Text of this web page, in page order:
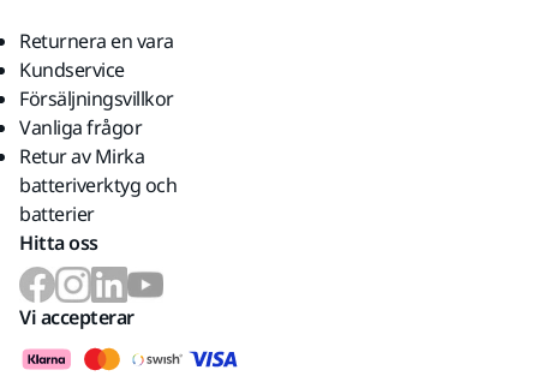
Returnera en vara
Kundservice
Försäljningsvillkor
Vanliga frågor
Retur av Mirka
batteriverktyg och
batterier
Hitta oss
Vi accepterar